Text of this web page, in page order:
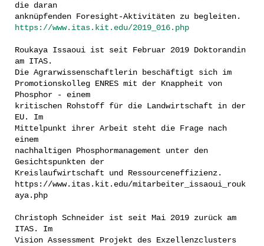
die daran
anknüpfenden Foresight-Aktivitäten zu begleiten.
https://www.itas.kit.edu/2019_016.php
Roukaya Issaoui ist seit Februar 2019 Doktorandin
am ITAS.
Die Agrarwissenschaftlerin beschäftigt sich im
Promotionskolleg ENRES mit der Knappheit von
Phosphor - einem
kritischen Rohstoff für die Landwirtschaft in der
EU. Im
Mittelpunkt ihrer Arbeit steht die Frage nach
einem
nachhaltigen Phosphormanagement unter den
Gesichtspunkten der
Kreislaufwirtschaft und Ressourceneffizienz.
https://www.itas.kit.edu/mitarbeiter_issaoui_rouk
aya.php
Christoph Schneider ist seit Mai 2019 zurück am
ITAS. Im
Vision Assessment Projekt des Exzellenzclusters